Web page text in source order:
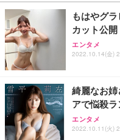
もはやグ
カット公開
エンタメ
2022.10.14(金)
綺麗なお
アで悩殺ラ
エンタメ
2022.10.11(火)